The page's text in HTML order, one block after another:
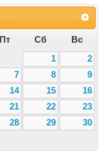
Пт Сб
Вс
1
2
7 8
9
14 15
16
21 22
23
28 29
30